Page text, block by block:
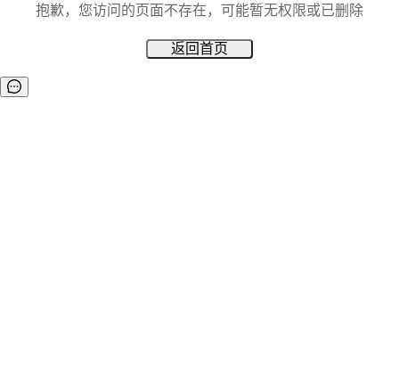
抱歉，您访问的页面不存在，可能暂无权限或已删除
返回首页